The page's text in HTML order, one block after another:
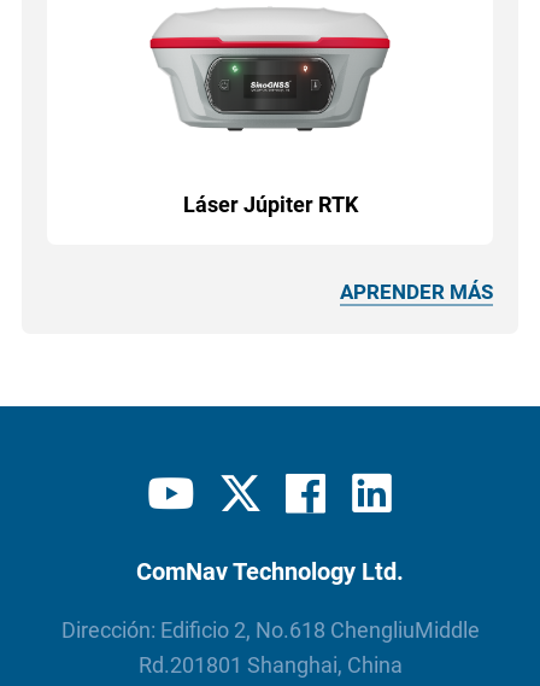
Láser Júpiter RTK
APRENDER MÁS
ComNav Technology Ltd.
Dirección: Edificio 2, No.618 ChengliuMiddle
Rd.201801 Shanghai, China